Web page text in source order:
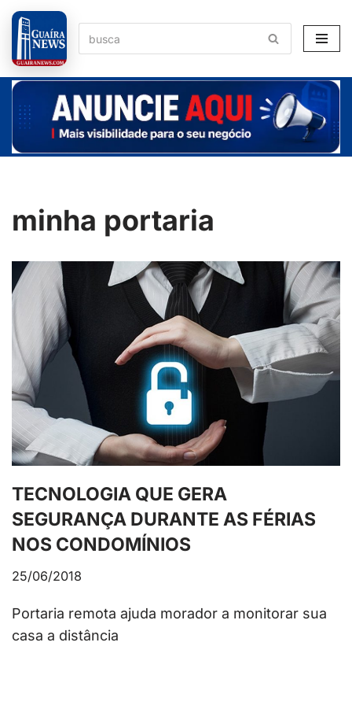
Pular
para
o
conteúdo
minha portaria
TECNOLOGIA QUE GERA
SEGURANÇA DURANTE AS FÉRIAS
NOS CONDOMÍNIOS
25/06/2018
Portaria remota ajuda morador a monitorar sua
casa a distância